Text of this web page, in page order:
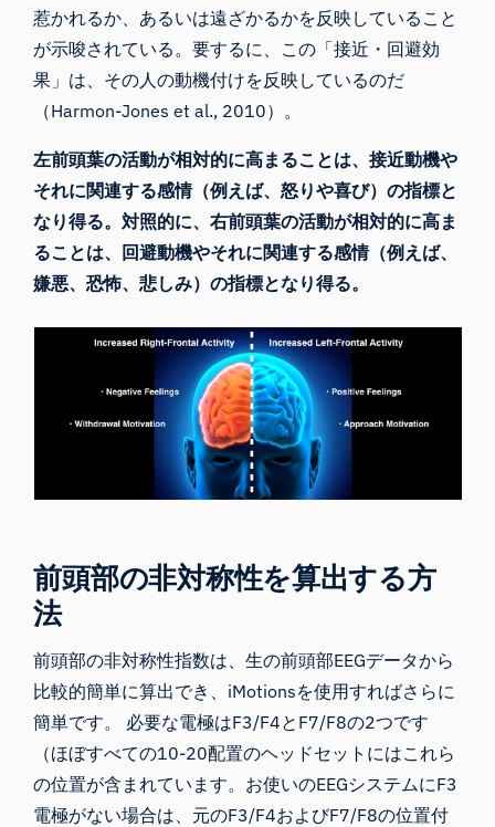
惹かれるか、あるいは遠ざかるかを反映していること
が示唆されている。要するに、この「接近・回避効
果」は、その人の動機付けを反映しているのだ
（Harmon-Jones et al., 2010）。
左前頭葉の活動が相対的に高まることは、接近動機や
それに関連する感情（例えば、怒りや喜び）の指標と
なり得る。対照的に、右前頭葉の活動が相対的に高ま
ることは、回避動機やそれに関連する感情（例えば、
嫌悪、恐怖、悲しみ）の指標となり得る。
前頭部の非対称性を算出する方
法
前頭部の非対称性指数は、生の前頭部EEGデータから
比較的簡単に算出でき、iMotionsを使用すればさらに
簡単です。 必要な電極はF3/F4とF7/F8の2つです
（ほぼすべての10-20配置のヘッドセットにはこれら
の位置が含まれています。お使いのEEGシステムにF3
電極がない場合は、元のF3/F4およびF7/F8の位置付